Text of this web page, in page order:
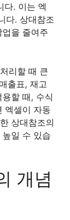
다. 이는 엑
다. 상대참조
을 줄여주
리할 때 큰
출표, 재고
할 때, 수식
엑셀이 자동
상대참조의
일 수 있습
개념